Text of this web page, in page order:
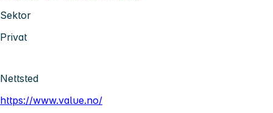
Sektor
Privat
Nettsted
https://www.value.no/